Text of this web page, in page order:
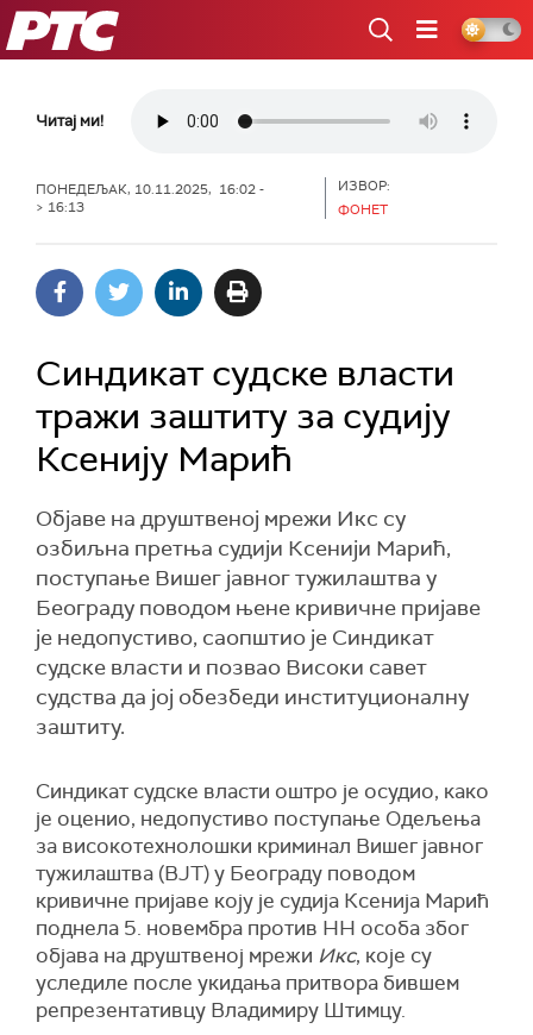
РТС
Читај ми!
ПОНЕДЕЉАК, 10.11.2025, 16:02 -
> 16:13
ИЗВОР:
ФОНЕТ
Синдикат судске власти
тражи заштиту за судију
Ксенију Марић
Објаве на друштвеној мрежи Икс су
озбиљнa претњa судији Ксенији Марић,
поступање Вишег јавног тужилаштва у
Београду поводом њене кривичне пријаве
је недопустиво, саопштио је Синдикат
судске власти и позвао Високи савет
судства да јој обезбеди институционалну
заштиту.
Синдикат судске власти оштро је осудио, како
је оценио, недопустиво поступање Одељења
за високотехнолошки криминал Вишег јавног
тужилаштва (ВЈТ) у Београду поводом
кривичне пријаве коју је судија Ксенија Марић
поднела 5. новембра против НН особа због
објава на друштвеној мрежи Икс, које су
уследиле после укидања притвора бившем
репрезентативцу Владимиру Штимцу.